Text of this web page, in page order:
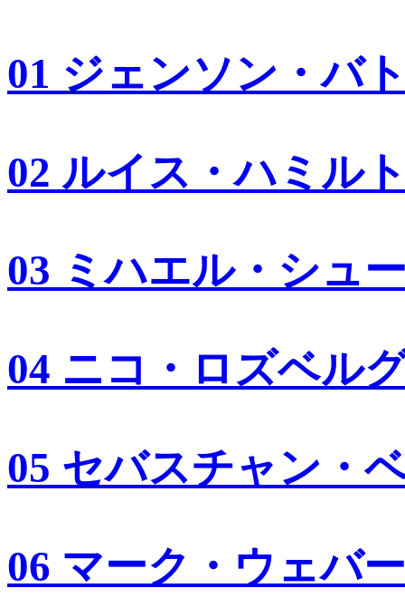
01 ジェンソン・バ
02 ルイス・ハミル
03 ミハエル・シュ
04 ニコ・ロズベル
05 セバスチャン・
06 マーク・ウェバー